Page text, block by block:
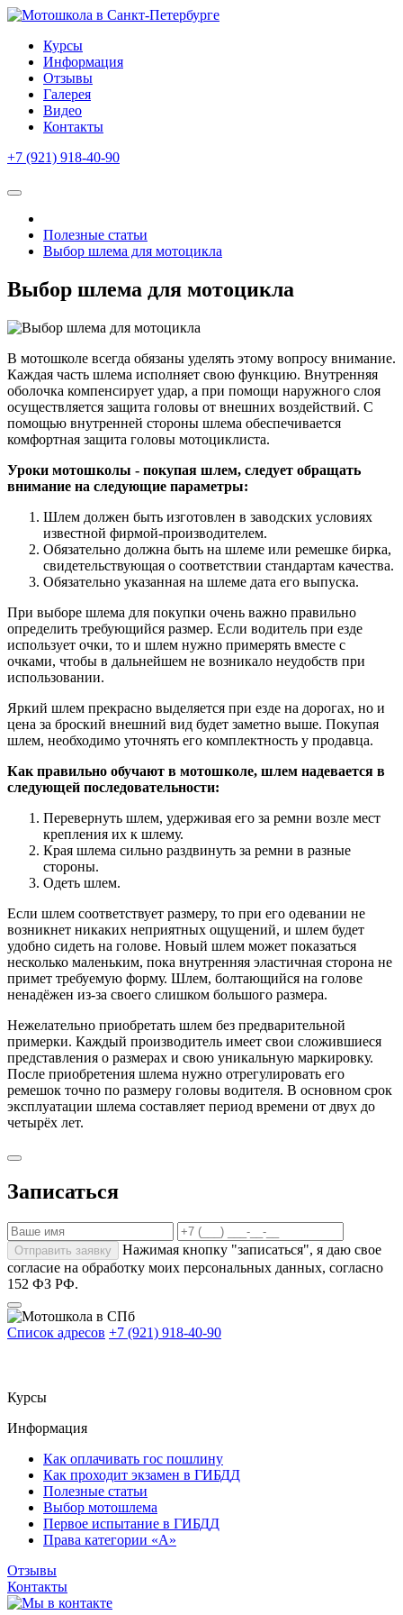
Курсы
Информация
Отзывы
Галерея
Видео
Контакты
+7 (921) 918-40-90
Полезные статьи
Выбор шлема для мотоцикла
Выбор шлема для мотоцикла
В мотошколе всегда обязаны уделять этому вопросу внимание.
Каждая часть шлема исполняет свою функцию. Внутренняя
оболочка компенсирует удар, а при помощи наружного слоя
осуществляется защита головы от внешних воздействий. С
помощью внутренней стороны шлема обеспечивается
комфортная защита головы мотоциклиста.
Уроки мотошколы - покупая шлем, следует обращать
внимание на следующие параметры:
Шлем должен быть изготовлен в заводских условиях
известной фирмой-производителем.
Обязательно должна быть на шлеме или ремешке бирка,
свидетельствующая о соответствии стандартам качества.
Обязательно указанная на шлеме дата его выпуска.
При выборе шлема для покупки очень важно правильно
определить требующийся размер. Если водитель при езде
использует очки, то и шлем нужно примерять вместе с
очками, чтобы в дальнейшем не возникало неудобств при
использовании.
Яркий шлем прекрасно выделяется при езде на дорогах, но и
цена за броский внешний вид будет заметно выше. Покупая
шлем, необходимо уточнять его комплектность у продавца.
Как правильно обучают в мотошколе, шлем надевается в
следующей последовательности:
Перевернуть шлем, удерживая его за ремни возле мест
крепления их к шлему.
Края шлема сильно раздвинуть за ремни в разные
стороны.
Одеть шлем.
Если шлем соответствует размеру, то при его одевании не
возникнет никаких неприятных ощущений, и шлем будет
удобно сидеть на голове. Новый шлем может показаться
несколько маленьким, пока внутренняя эластичная сторона не
примет требуемую форму. Шлем, болтающийся на голове
ненадёжен из-за своего слишком большого размера.
Нежелательно приобретать шлем без предварительной
примерки. Каждый производитель имеет свои сложившиеся
представления о размерах и свою уникальную маркировку.
После приобретения шлема нужно отрегулировать его
ремешок точно по размеру головы водителя. В основном срок
эксплуатации шлема составляет период времени от двух до
четырёх лет.
Записаться
Отправить заявку
Нажимая кнопку "записаться", я даю свое
согласие на обработку моих персональных данных, согласно
152 ФЗ РФ.
Список адресов +7 (921) 918-40-90
Курсы
Информация
Как оплачивать гос пошлину
Как проходит экзамен в ГИБДД
Полезные статьи
Выбор мотошлема
Первое испытание в ГИБДД
Права категории «А»
Отзывы
Контакты